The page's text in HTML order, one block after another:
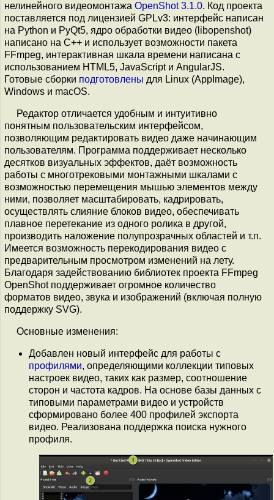
нелинейного видеомонтажа OpenShot 3.1.0. Код проекта
поставляется под лицензией GPLv3: интерфейс написан
на Python и PyQt5, ядро обработки видео (libopenshot)
написано на C++ и использует возможности пакета
FFmpeg, интерактивная шкала времени написана с
использованием HTML5, JavaScript и AngularJS.
Готовые сборки подготовлены для Linux (AppImage),
Windows и macOS.
Редактор отличается удобным и интуитивно
понятным пользовательским интерфейсом,
позволяющим редактировать видео даже начинающим
пользователям. Программа поддерживает несколько
десятков визуальных эффектов, даёт возможность
работы с многотрековыми монтажными шкалами с
возможностью перемещения мышью элементов между
ними, позволяет масштабировать, кадрировать,
осуществлять слияние блоков видео, обеспечивать
плавное перетекание из одного ролика в другой,
производить наложение полупрозрачных областей и т.п.
Имеется возможность перекодирования видео с
предварительным просмотром изменений на лету.
Благодаря задействованию библиотек проекта FFmpeg
OpenShot поддерживает огромное количество
форматов видео, звука и изображений (включая полную
поддержку SVG).
Основные изменения:
Добавлен новый интерфейс для работы с
профилями, определяющими коллекции типовых
настроек видео, таких как размер, соотношение
сторон и частота кадров. На основе базы данных с
типовыми параметрами видео и устройств
сформировано более 400 профилей экспорта
видео. Реализована поддержка поиска нужного
профиля.